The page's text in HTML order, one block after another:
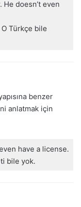
doesn’t even
Türkçe bile
benzer
anlatmak için
have a license.
bile yok.